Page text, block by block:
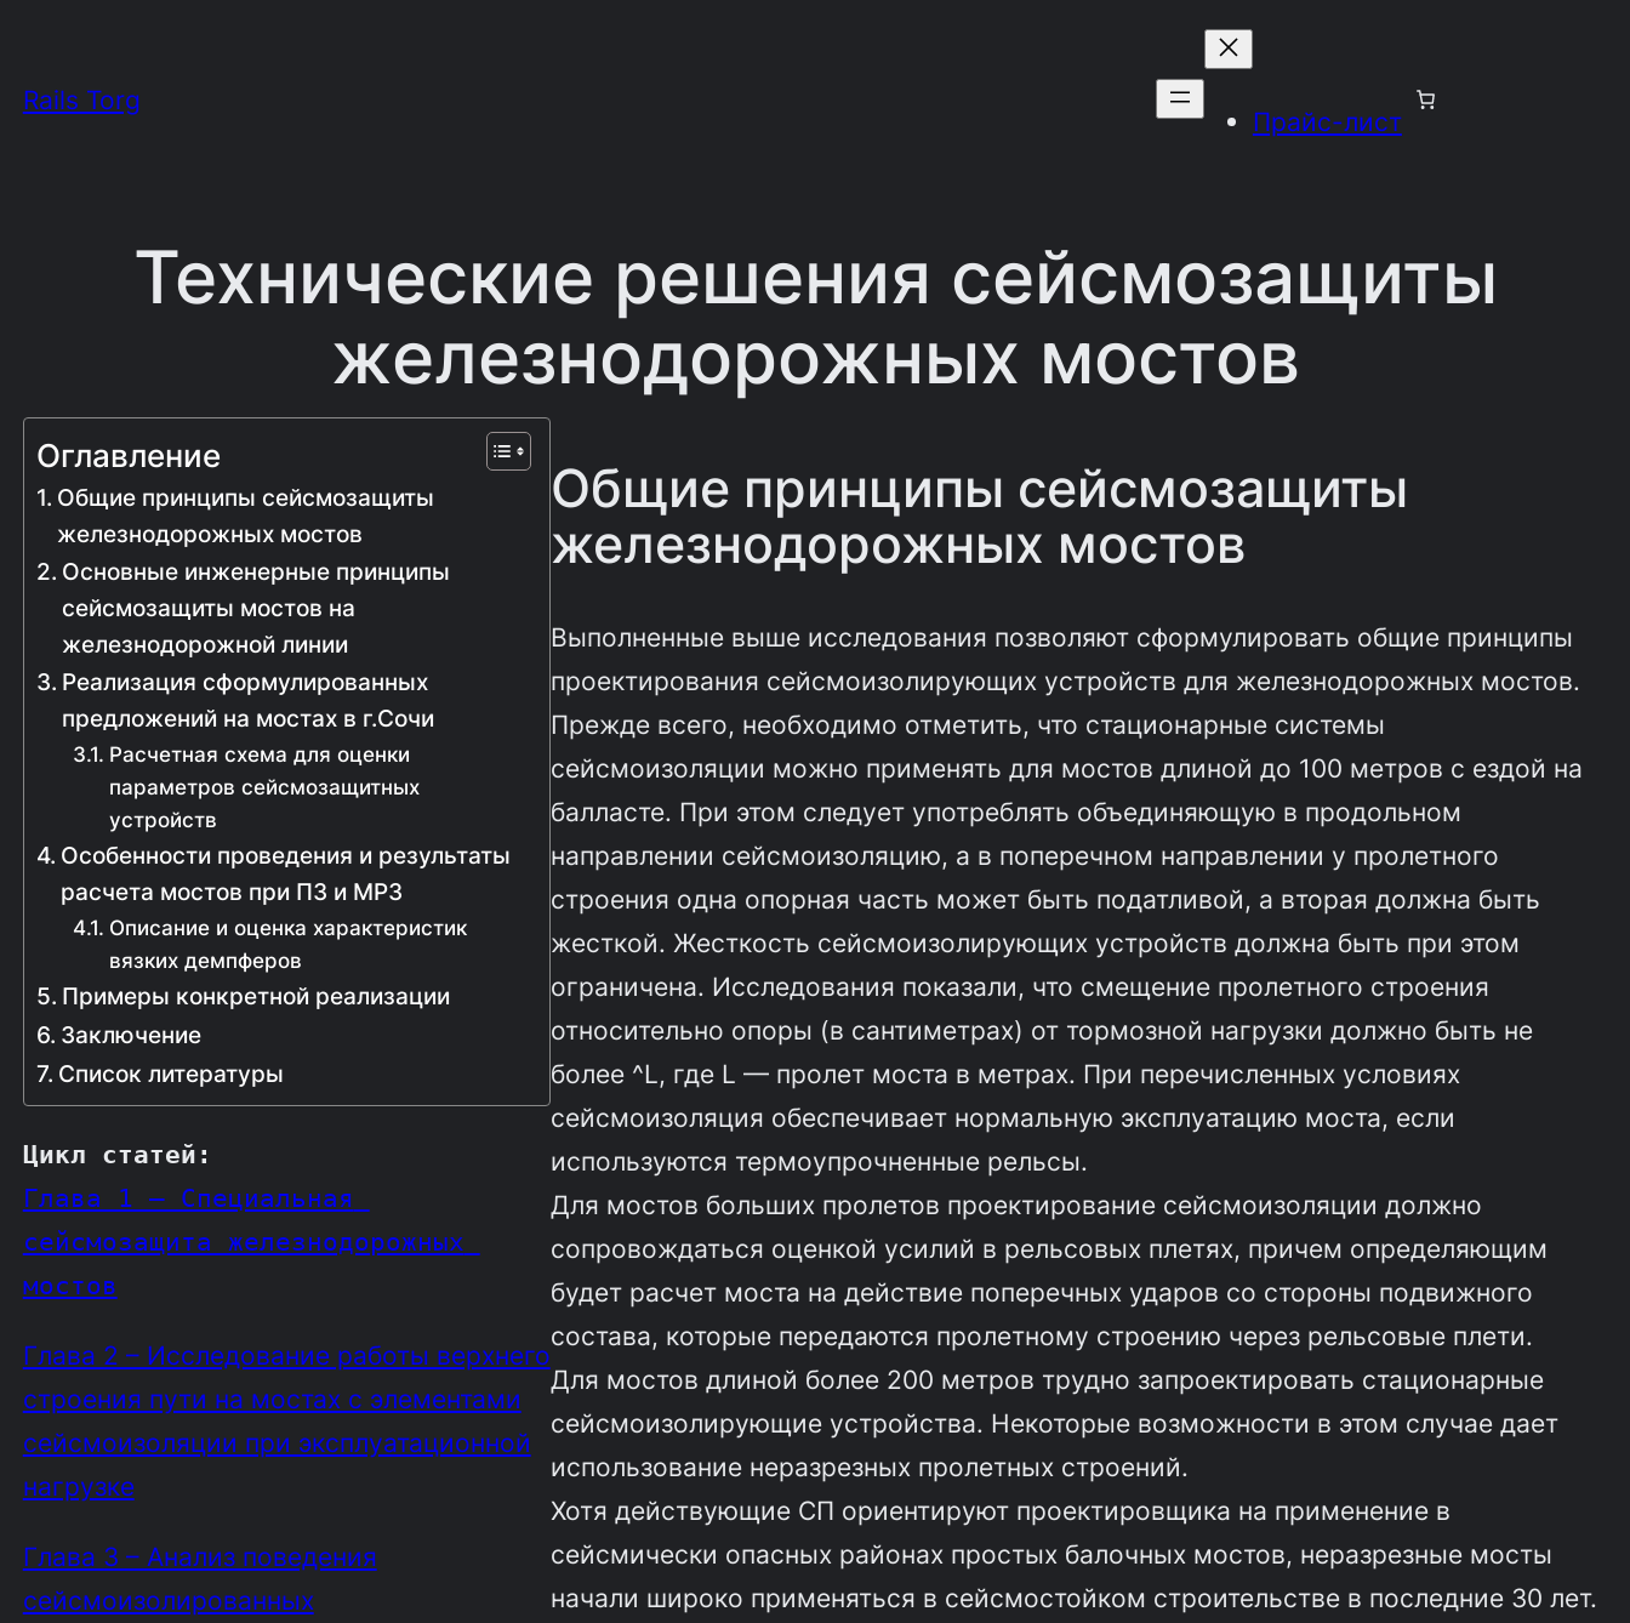
содержимому
Rails Torg
Прайс-лист
Технические решения сейсмозащиты
железнодорожных мостов
Оглавление
Общие принципы сейсмозащиты
железнодорожных мостов
Основные инженерные принципы
сейсмозащиты мостов на
железнодорожной линии
Реализация сформулированных
предложений на мостах в г.Сочи
Расчетная схема для оценки
параметров сейсмозащитных
устройств
Особенности проведения и результаты
расчета мостов при ПЗ и МРЗ
Описание и оценка характеристик
вязких демпферов
Примеры конкретной реализации
Заключение
Список литературы
Цикл статей :
Глава 1 – Специальная
сейсмозащита железнодорожных
мостов
Глава 2 – Исследование работы верхнего
строения пути на мостах с элементами
сейсмоизоляции при эксплуатационной
нагрузке
Глава 3 – Анализ поведения
сейсмоизолированных
Общие принципы сейсмозащиты
железнодорожных мостов
Выполненные выше исследования позволяют сформулировать общие принципы
проектирования сейсмоизолирующих устройств для железнодорожных мостов.
Прежде всего, необходимо отметить, что стационарные системы
сейсмоизоляции можно применять для мостов длиной до 100 метров с ездой на
балласте. При этом следует употреблять объединяющую в продольном
направлении сейсмоизоляцию, а в поперечном направлении у пролетного
строения одна опорная часть может быть податливой, а вторая должна быть
жесткой. Жесткость сейсмоизолирующих устройств должна быть при этом
ограничена. Исследования показали, что смещение пролетного строения
относительно опоры (в сантиметрах) от тормозной нагрузки должно быть не
более ^L, где L — пролет моста в метрах. При перечисленных условиях
сейсмоизоляция обеспечивает нормальную эксплуатацию моста, если
используются термоупрочненные рельсы.
Для мостов больших пролетов проектирование сейсмоизоляции должно
сопровождаться оценкой усилий в рельсовых плетях, причем определяющим
будет расчет моста на действие поперечных ударов со стороны подвижного
состава, которые передаются пролетному строению через рельсовые плети.
Для мостов длиной более 200 метров трудно запроектировать стационарные
сейсмоизолирующие устройства. Некоторые возможности в этом случае дает
использование неразрезных пролетных строений.
Хотя действующие СП ориентируют проектировщика на применение в
сейсмически опасных районах простых балочных мостов, неразрезные мосты
начали широко применяться в сейсмостойком строительстве в последние 30 лет.